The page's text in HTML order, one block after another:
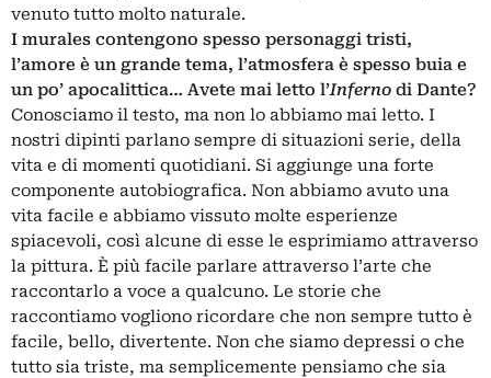
venuto tutto molto naturale.
I murales contengono spesso personaggi tristi,
l’amore è un grande tema, l’atmosfera è spesso buia e
un po’ apocalittica… Avete mai letto l’Inferno di Dante?
Conosciamo il testo, ma non lo abbiamo mai letto. I
nostri dipinti parlano sempre di situazioni serie, della
vita e di momenti quotidiani. Si aggiunge una forte
componente autobiografica. Non abbiamo avuto una
vita facile e abbiamo vissuto molte esperienze
spiacevoli, così alcune di esse le esprimiamo attraverso
la pittura. È più facile parlare attraverso l’arte che
raccontarlo a voce a qualcuno. Le storie che
raccontiamo vogliono ricordare che non sempre tutto è
facile, bello, divertente. Non che siamo depressi o che
tutto sia triste, ma semplicemente pensiamo che sia